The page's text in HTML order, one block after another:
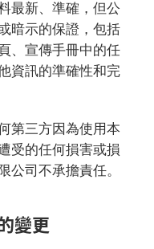
最新、準確，但公
暗示的保證，包括
、宣傳手冊中的任
資訊的準確性和完
第三方因為使用本
受的任何損害或損
公司不承擔責任。
變更